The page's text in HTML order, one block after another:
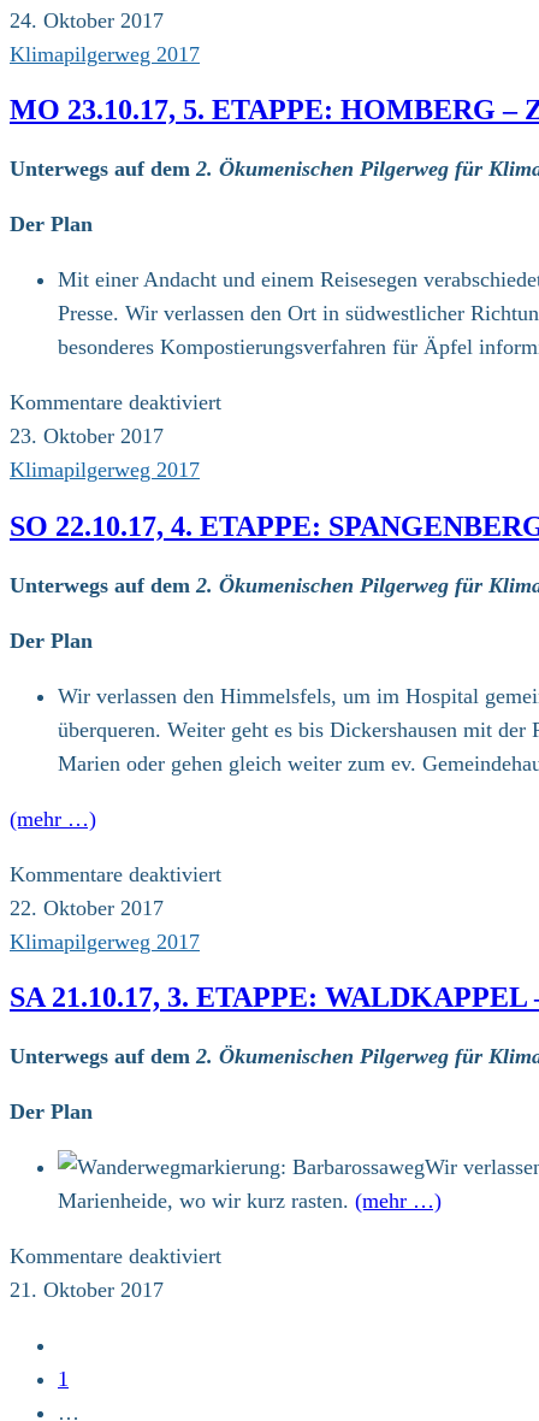
Etappe:
Ziegenhain
km)
24. Oktober 2017
Klimapilgerweg 2017
MO 23.10.17, 5. ETAPPE: HOMBERG
Unterwegs auf dem2. Ökumenischen Pilgerweg für
Der Plan
Mit einer Andacht und einem Reisesegen
Presse. Wir verlassen den Ort in südwestlicher
besonderes Kompostierungsverfahren für Äpfel
Kommentare deaktiviertfür
Etappe:
Homberg
km)
23. Oktober 2017
Klimapilgerweg 2017
SO 22.10.17, 4. ETAPPE:
Unterwegs auf dem 2. Ökumenischen Pilgerweg für
Der Plan
Wir verlassen den Himmelsfels, um im Hospital
überqueren. Weiter geht es bis Dickershausen mit
Marien oder gehen gleich weiter zum ev.
(mehr …)
Kommentare deaktiviertfür
Etappe:
Spangenberg
(25
km)
22. Oktober 2017
Klimapilgerweg 2017
SA 21.10.17, 3. ETAPPE:
Unterwegs auf dem2. Ökumenischen Pilgerweg für
Der Plan
Wir
Marienheide, wo wir kurz rasten. (mehr …)
Kommentare deaktiviertfür
21. Oktober 2017
vorherigen
Seite
1
…